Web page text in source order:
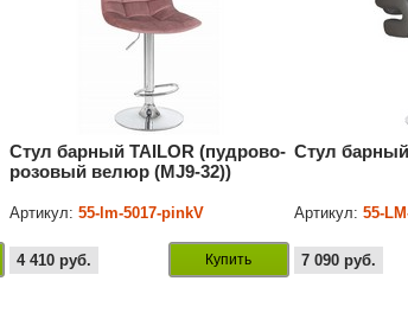
Стул барный TAILOR (пудрово-
розовый велюр (MJ9-32))
Артикул:55-lm-5017-pinkV
4 410 руб. Купить
Стул
Артикул:55-
7 090 руб.